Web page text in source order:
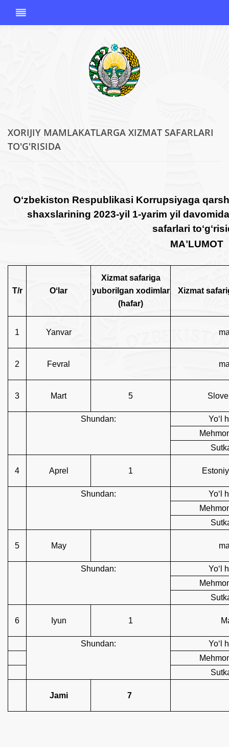
O'ZBEKISTON
AGENTLIGI
XORIJIY MAMLAKATLARGA XIZMAT SAFARLARI
TO'G'RISIDA
Oʻzbekiston Respublikasi Korrupsiyaga
shaxslarining 2023-yil 1-yarim yil
safarlari
MAʼLUMOT
T/r Oʻlar
Xizmat safariga
yuborilgan xodimlar
(hafar)
Xizmat
1 Yanvar
2 Fevral
3 Mart 5
Shundan:
Yoʻl
4 Aprel 1
Shundan:
Yoʻl
5 May
Shundan:
Yoʻl
6 Iyun 1
Shundan:
Yoʻl
Jami 7